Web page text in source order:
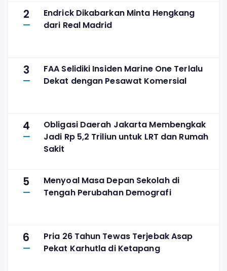
2
Endrick Dikabarkan Minta Hengkang
dari Real Madrid
3
FAA Selidiki Insiden Marine One Terlalu
Dekat dengan Pesawat Komersial
4
Obligasi Daerah Jakarta Membengkak
Jadi Rp 5,2 Triliun untuk LRT dan Rumah
Sakit
5
Menyoal Masa Depan Sekolah di
Tengah Perubahan Demografi
6
Pria 26 Tahun Tewas Terjebak Asap
Pekat Karhutla di Ketapang